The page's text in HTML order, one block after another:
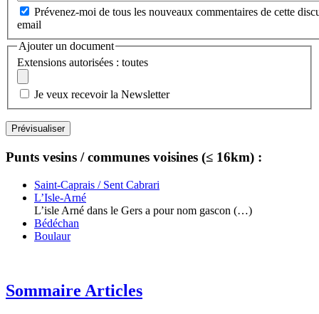
Prévenez-moi de tous les nouveaux commentaires de cette
email
Ajouter un document
Extensions autorisées : toutes
Je veux recevoir la Newsletter
Punts vesins / communes voisines (≤ 16km) :
Saint-Caprais / Sent Cabrari
L’Isle-Arné
L’isle Arné dans le Gers a pour nom gascon (…)
Bédéchan
Boulaur
Sommaire Articles